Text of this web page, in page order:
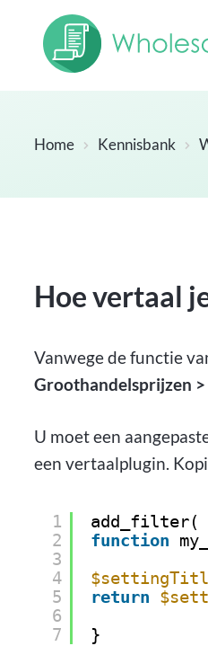
Home Kennisbank
Hoe vertaal
Vanwege de functie
Groothandelsprijzen
U moet een
een vertaalplugin.
1
2
3
4
5
6
7
add_filter(
function
return
}